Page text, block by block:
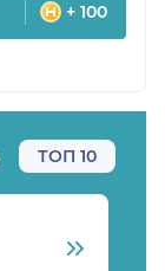
+ 100
ТОП 10